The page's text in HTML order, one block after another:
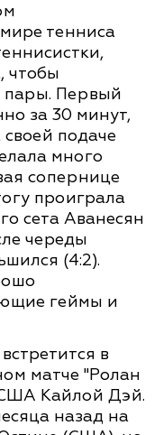
тенниса
чтобы
пары. Первый
за 30 минут,
подаче
много
сопернице
проиграла
сета Аванесян
череды
(4:2).
геймы и
в
матче "Ролан
США Кайлой Дэй.
назад на